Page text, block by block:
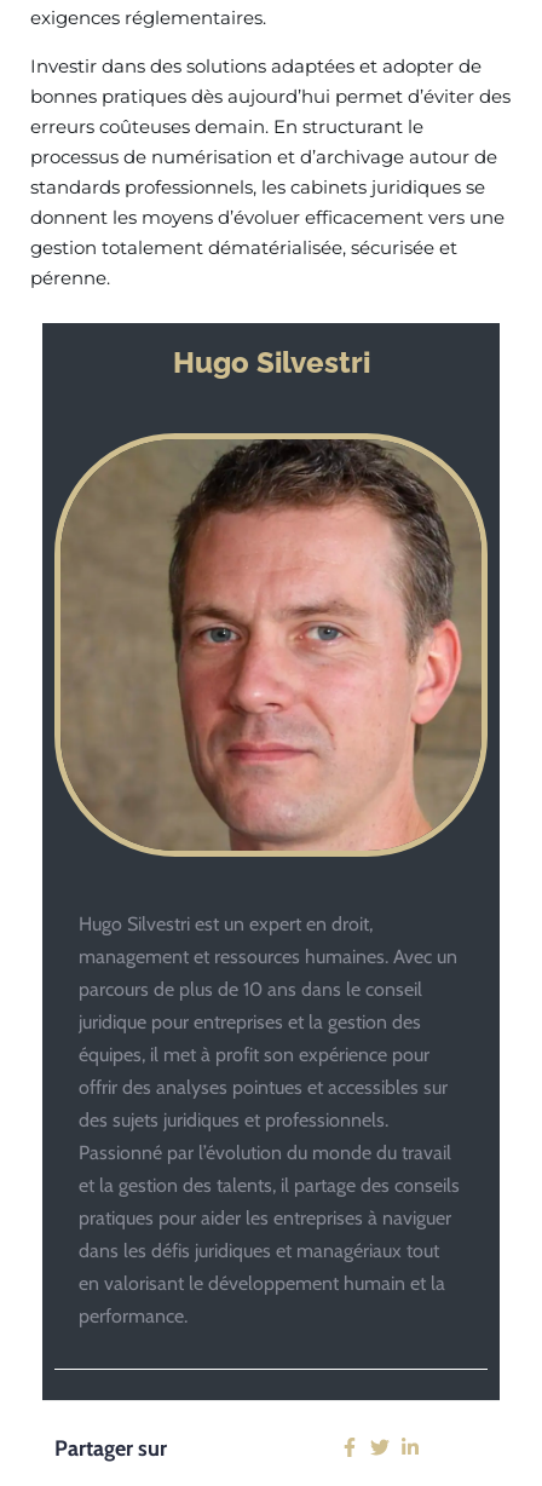
exigences réglementaires.
Investir dans des solutions adaptées et adopter de
bonnes pratiques dès aujourd’hui permet d’éviter des
erreurs coûteuses demain. En structurant le
processus de numérisation et d’archivage autour de
standards professionnels, les cabinets juridiques se
donnent les moyens d’évoluer efficacement vers une
gestion totalement dématérialisée, sécurisée et
pérenne.
Hugo Silvestri
Hugo Silvestri est un expert en droit,
management et ressources humaines. Avec un
parcours de plus de 10 ans dans le conseil
juridique pour entreprises et la gestion des
équipes, il met à profit son expérience pour
offrir des analyses pointues et accessibles sur
des sujets juridiques et professionnels.
Passionné par l’évolution du monde du travail
et la gestion des talents, il partage des conseils
pratiques pour aider les entreprises à naviguer
dans les défis juridiques et managériaux tout
en valorisant le développement humain et la
performance.
Partager sur